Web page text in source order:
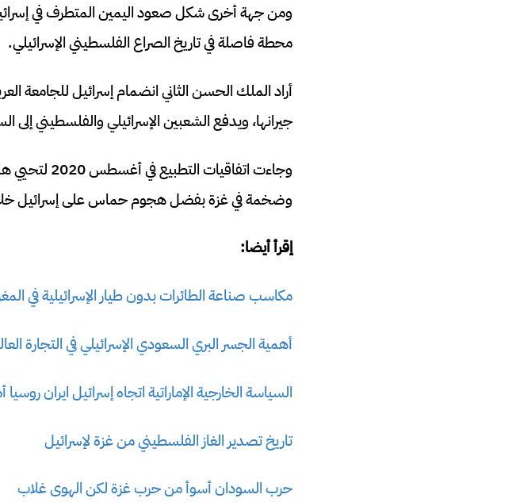
ومن جهة أخرى شكل صعود اليمين المتطرف في
محطة فاصلة في تاريخ الصراع الفلسطيني الإسرائيلي.
أراد الملك الحسن الثاني انضمام إسرائيل للجامعة
جيرانها، ويدفع الشعبين الإسرائيلي والفلسطيني إلى
وجاءت
وضخمة في غزة بفضل هجوم حماس على إسرائيل خلال
إقرأ أيضا:
مكاسب صناعة الطائرات بدون طيار الإسرائيلية في
أهمية الجسر البري السعودي الإسرائيلي في التجارة
السياسة الخارجية الإماراتية اتجاه إسرائيل ايران
تاريخ تصدير الغاز الفلسطيني من غزة لإسرائيل
حرب السودان أسوأ من حرب غزة لكن الهوى غلاب